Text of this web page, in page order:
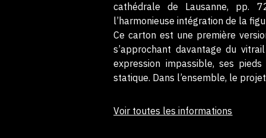
cathédrale de Lausanne, pp.
l’harmonieuse intégration de la
Ce carton est une première
s’approchant davantage du
expression impassible, ses
statique. Dans l’ensemble, le
Voir toutes les informations